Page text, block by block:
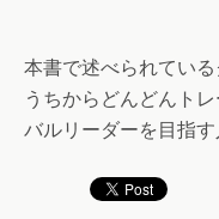
本書で述べられてい
うちからどんどんト
バルリーダーを目指す